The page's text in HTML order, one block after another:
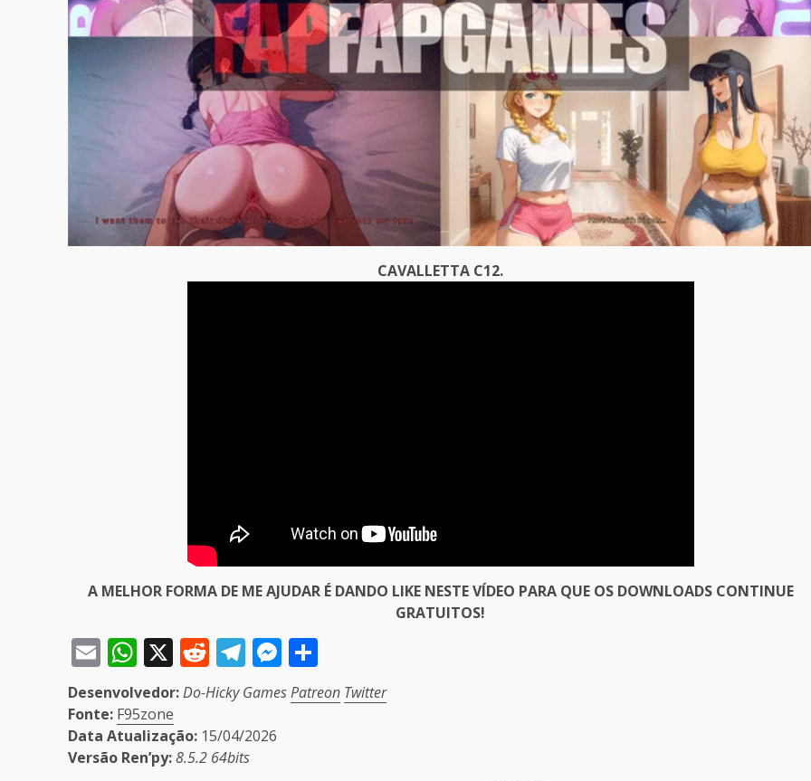
CAVALLETTA C12.
A MELHOR FORMA DE ME AJUDAR É DANDO LIKE NESTE VÍDEO PARA QUE OS DOWNLOADS CONTINUE
GRATUITOS!
EmailWhatsApp
X Reddit
Telegram
Messenger
Desenvolvedor:Do-Hicky GamesPatreon Twitter
Fonte: F95zone
Data Atualização: 15/04/2026
Versão Ren’py:8.5.2 64bits